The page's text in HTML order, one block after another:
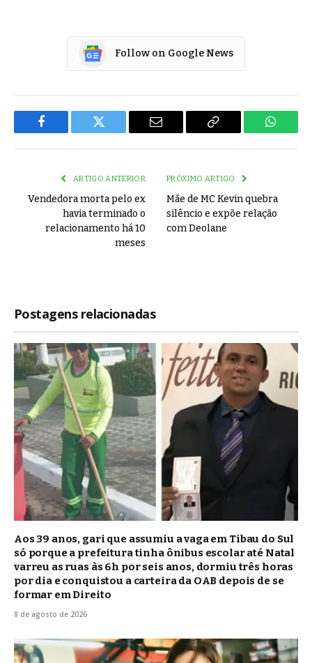
Follow on Google News
Facebook Twitter Email
Copy
ARTIGO ANTERIOR
Vendedora morta pelo ex
havia terminado o
relacionamento há 10
meses
PRÓXIMO ARTIGO
Mãe de MC Kevin quebra
silêncio e expõe relação
com Deolane
Postagens relacionadas
Aos 39 anos, gari que assumiu a vaga em Tibau do Sul
só porque a prefeitura tinha ônibus escolar até Natal
varreu as ruas às 6h por seis anos, dormiu três horas
por dia e conquistou a carteira da OAB depois de se
formar em Direito
8 de agosto de 2026